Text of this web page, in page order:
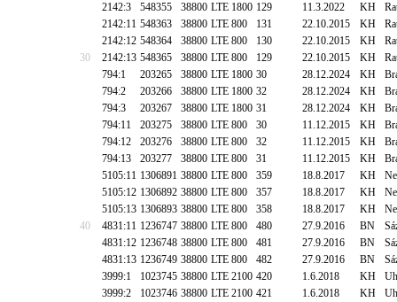
2142:3
548355 38800 LTE 1800 129 11.3.2022 KH
2142:11 548363 38800 LTE 800 131 22.10.2015 KH
2142:12 548364 38800 LTE 800 130 22.10.2015 KH
30
2142:13 548365 38800 LTE 800 129 22.10.2015 KH
794:1
203265 38800 LTE 1800 30 28.12.2024 KH
794:2
203266 38800 LTE 1800 32 28.12.2024 KH
794:3
203267 38800 LTE 1800 31 28.12.2024 KH
794:11
203275 38800 LTE 800 30 11.12.2015 KH
794:12
203276 38800 LTE 800 32 11.12.2015 KH
794:13
203277 38800 LTE 800 31 11.12.2015 KH
5105:11 1306891 38800 LTE 800 359 18.8.2017 KH
5105:12 1306892 38800 LTE 800 357 18.8.2017 KH
5105:13 1306893 38800 LTE 800 358 18.8.2017 KH
40
4831:11 1236747 38800 LTE 800 480 27.9.2016 BN
4831:12 1236748 38800 LTE 800 481 27.9.2016 BN
4831:13 1236749 38800 LTE 800 482 27.9.2016 BN
3999:1
1023745 38800 LTE 2100 420 1.6.2018 KH
3999:2
1023746 38800 LTE 2100 421 1.6.2018 KH